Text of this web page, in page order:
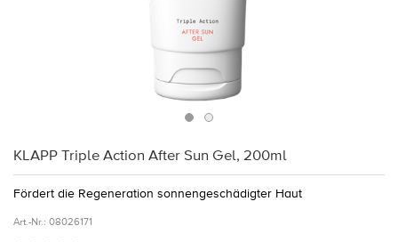
KLAPP Triple Action After Sun Gel, 200ml
Fördert die Regeneration sonnengeschädigter Haut
Art.-Nr.: 08026171